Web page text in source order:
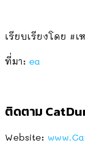
เรียบเรียงโดย #เ
ที่มา: ea
ติดตาม
Website: